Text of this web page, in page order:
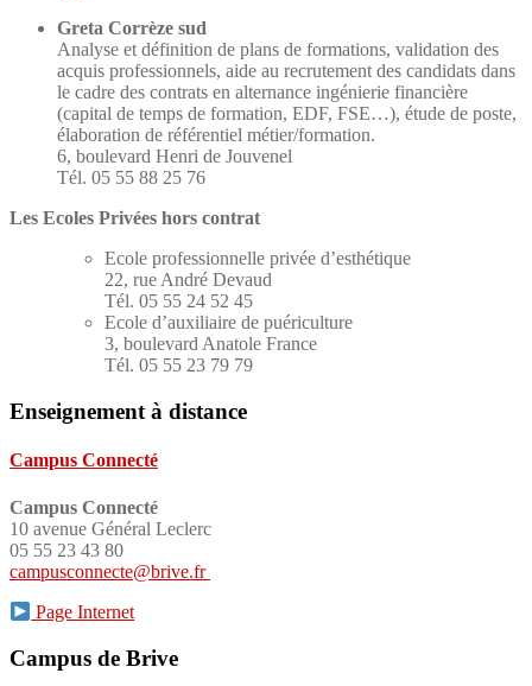
Greta Corrèze sud
Analyse et définition de plans de formations, validation des
acquis professionnels, aide au recrutement des candidats dans
le cadre des contrats en alternance ingénierie financière
(capital de temps de formation, EDF, FSE…), étude de poste,
élaboration de référentiel métier/formation.
6, boulevard Henri de Jouvenel
Tél. 05 55 88 25 76
Les Ecoles Privées hors contrat
Ecole professionnelle privée d’esthétique
22, rue André Devaud
Tél. 05 55 24 52 45
Ecole d’auxiliaire de puériculture
3, boulevard Anatole France
Tél. 05 55 23 79 79
Enseignement à distance
Campus Connecté
Campus Connecté
10 avenue Général Leclerc
05 55 23 43 80
campusconnecte@brive.fr
Page Internet
Campus de Brive